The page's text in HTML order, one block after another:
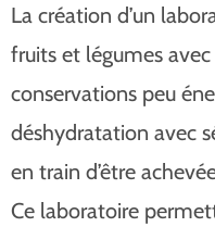
La création d’un
fruits et légumes
conservations peu
déshydratation avec
en train d’être
Ce laboratoire